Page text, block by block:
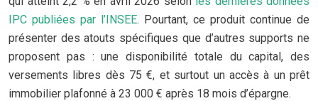
IPC publiées par l’INSEE. Pourtant, ce produit continue de
présenter des atouts spécifiques que d’autres supports ne
proposent pas : une disponibilité totale du capital, des
versements libres dès 75 €, et surtout un accès à un prêt
immobilier plafonné à 23 000 € après 18 mois d’épargne.